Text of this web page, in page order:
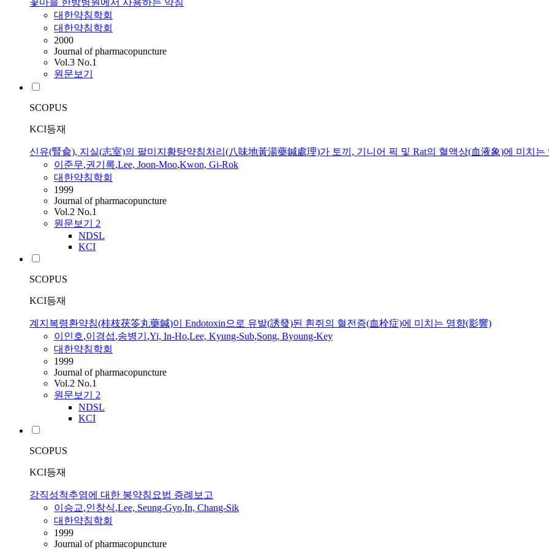
꽃마을 한방병원에서 사용하는 약침
대한약침학회
대한약침학회
2000
Journal of pharmacopuncture
Vol.3 No.1
원문보기
SCOPUS
KCI등재
신유(腎兪), 지실(志室)의 팔미지황탕약침처리(八味地黃湯藥鍼處理)가 토끼, 기니어 픽 및 Rat의 혈액상(血液象)에 미치는
이준무,권기록,Lee, Joon-Moo,Kwon, Gi-Rok
대한약침학회
1999
Journal of pharmacopuncture
Vol.2 No.1
원문보기 2
NDSL
KCI
SCOPUS
KCI등재
계지복령환약침(桂枝茯笭丸藥鍼)이 Endotoxin으로 유발(誘發)된 흰쥐의 혈전증(血栓症)에 미치는 영향(影響)
이인호,이경섭,송병기 ,Yi, In-Ho,Lee, Kyung-Sub,Song, Byoung-Key
대한약침학회
1999
Journal of pharmacopuncture
Vol.2 No.1
원문보기 2
NDSL
KCI
SCOPUS
KCI등재
강직성척추염에 대한 봉약침요법 증례보고
이승교,인창식,Lee, Seung-Gyo,In, Chang-Sik
대한약침학회
1999
Journal of pharmacopuncture